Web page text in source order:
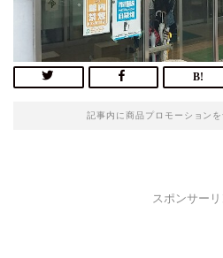
記事内に商品プロモーション
スポンサーリ